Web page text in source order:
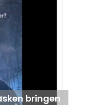
bringen